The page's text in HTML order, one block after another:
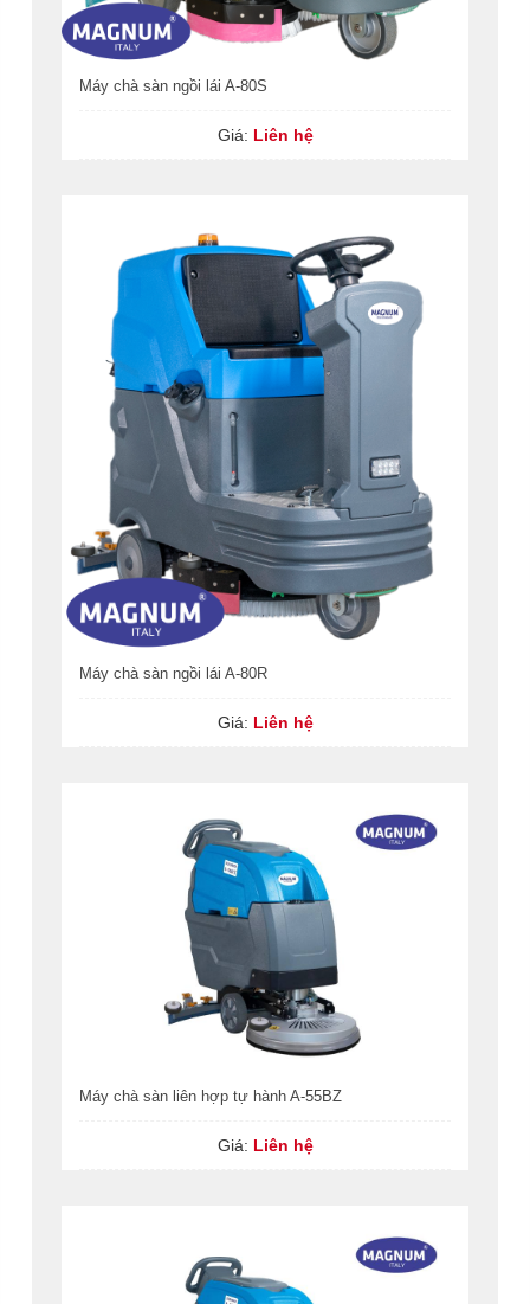
Máy chà sàn ngồi lái A-80S
Giá: Liên hệ
Máy chà sàn ngồi lái A-80R
Giá: Liên hệ
Máy chà sàn liên hợp tự hành A-55BZ
Giá: Liên hệ